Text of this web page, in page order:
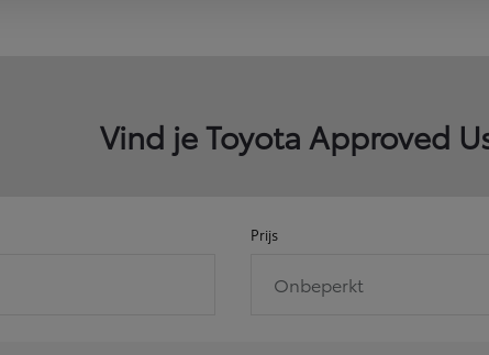
Vind je Toyota Approved
Prijs
Onbeperkt